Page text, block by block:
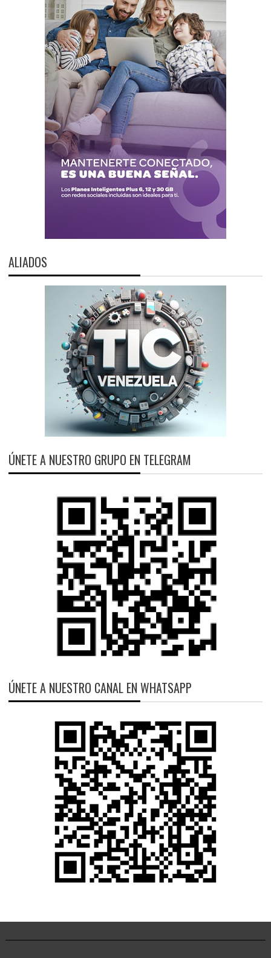
ALIADOS
ÚNETE A NUESTRO GRUPO EN TELEGRAM
ÚNETE A NUESTRO CANAL EN WHATSAPP